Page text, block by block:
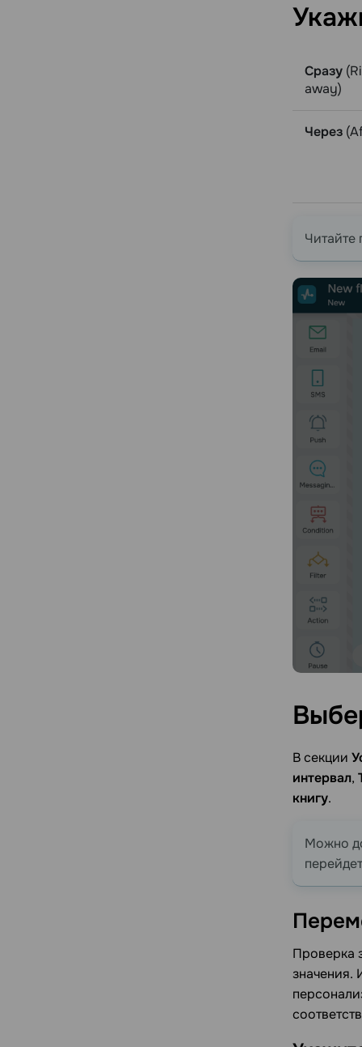
Сразу
away)
Через
Читайте
В секции
интервал,
книгу.
Можно
Проверка
значения.